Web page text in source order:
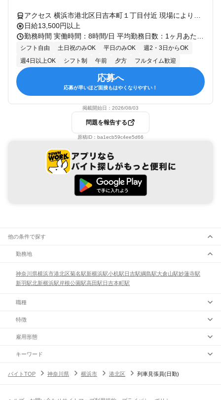
日給13,500円以上
シフト自由 土日祝のみOK 平日のみOK
週2・3日からOK
週4日以上OK
シフト制 午前 夕方 フルタイム歓迎
応募へ
応募が早いほど面接もはやくなりやすい！
掲載開始日： 2026/08/03
問題を報告する
原稿ID： ba1ecb59c4ee5d66
他の条件で探す
勤務地
神奈川県横浜市港北区菊名駅新横浜駅小机駅 日吉駅綱島駅大倉山駅妙蓮寺駅
新羽駅北新横浜駅 岸根公園駅高田駅 日吉本町駅
職種
特徴
雇用形態
キーワード
バイトTOP 神奈川県 横浜市 港北区 列車見張員(日勤)